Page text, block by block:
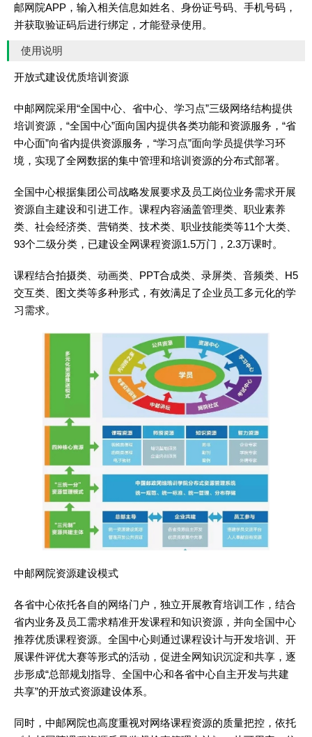
邮网院APP，输入相关信息如姓名、身份证号码、手机号码，
并获取验证码后进行绑定，才能登录使用。
使用说明
开放式建设优质培训资源
中邮网院采用“全国中心、省中心、学习点”三级网络结构提供
培训资源，“全国中心”面向国内提供各类功能和资源服务，“省
中心面”向省内提供资源服务，“学习点”面向学员提供学习环
境，实现了全网数据的集中管理和培训资源的分布式部署。
全国中心根据集团公司战略发展要求及员工岗位业务需求开展
资源自主建设和引进工作。课程内容涵盖管理类、职业素养
类、社会经济类、营销类、技术类、职业技能类等11个大类、
93个二级分类，已建设全网课程资源1.5万门，2.3万课时。
课程结合拍摄类、动画类、PPT合成类、录屏类、音频类、H5
交互类、图文类等多种形式，有效满足了企业员工多元化的学
习需求。
中邮网院资源建设模式
各省中心依托各自的网络门户，独立开展教育培训工作，结合
省内业务及员工需求精准开发课程和知识资源，并向全国中心
推荐优质课程资源。全国中心则通过课程设计与开发培训、开
展课件评优大赛等形式的活动，促进全网知识沉淀和共享，逐
步形成“总部规划指导、全国中心和各省中心自主开发与共建
共享”的开放式资源建设体系。
同时，中邮网院也高度重视对网络课程资源的质量把控，依托